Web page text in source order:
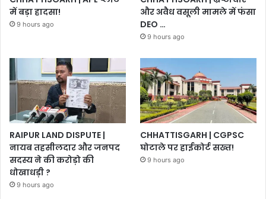
में बड़ा हादसा!
9 hours ago
और अवैध वसूली मामले में फंसा
DEO …
9 hours ago
RAIPUR LAND DISPUTE |
नायब तहसीलदार और जनपद
सदस्य ने की करोड़ो की
धोखाधड़ी ?
9 hours ago
CHHATTISGARH | CGPSC
घोटाले पर हाईकोर्ट सख्त!
9 hours ago